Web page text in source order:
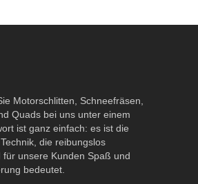
Motorschlitten, Schneefräsen,
Quads bei uns unter einem
ist ganz einfach: es ist die
die reibungslos
für unsere Kunden Spaß und
bedeutet.